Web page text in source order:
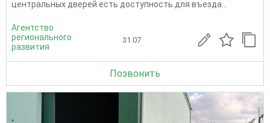
центральных дверей есть доступность для въезда...
Агентство
регионального
развития
31.07
Позвонить